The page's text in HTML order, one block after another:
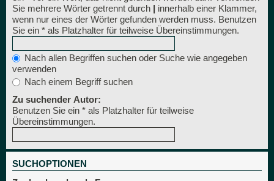
Sie mehrere Wörter getrennt durch | innerhalb einer Klammer,
wenn nur eines der Wörter gefunden werden muss. Benutzen
Sie ein * als Platzhalter für teilweise Übereinstimmungen.
Nach allen Begriffen suchen oder Suche wie angegeben
verwenden
Nach einem Begriff suchen
Zu suchender Autor:
Benutzen Sie ein * als Platzhalter für teilweise
Übereinstimmungen.
SUCHOPTIONEN